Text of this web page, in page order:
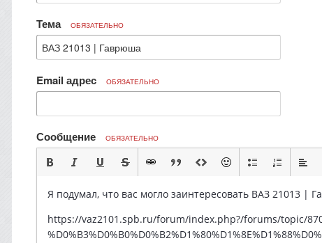
Тема ОБЯЗАТЕЛЬНО
Email адрес ОБЯЗАТЕЛЬНО
Сообщение ОБЯЗАТЕЛЬНО
Я подумал, что вас могло заинтересовать ВАЗ 21013 |
https://vaz2101.spb.ru/forum/index.php?/forums/topic/